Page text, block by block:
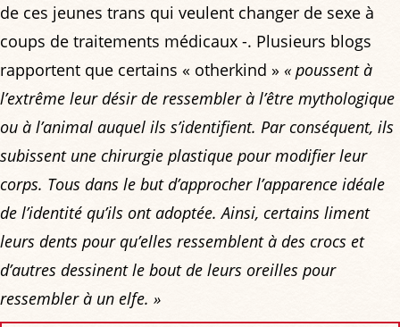
de ces jeunes trans qui veulent changer de sexe à
coups de traitements médicaux -. Plusieurs blogs
rapportent que certains « otherkind » « poussent à
l’extrême leur désir de ressembler à l’être mythologique
ou à l’animal auquel ils s’identifient. Par conséquent, ils
subissent une chirurgie plastique pour modifier leur
corps. Tous dans le but d’approcher l’apparence idéale
de l’identité qu’ils ont adoptée. Ainsi, certains liment
leurs dents pour qu’elles ressemblent à des crocs et
d’autres dessinent le bout de leurs oreilles pour
ressembler à un elfe. »